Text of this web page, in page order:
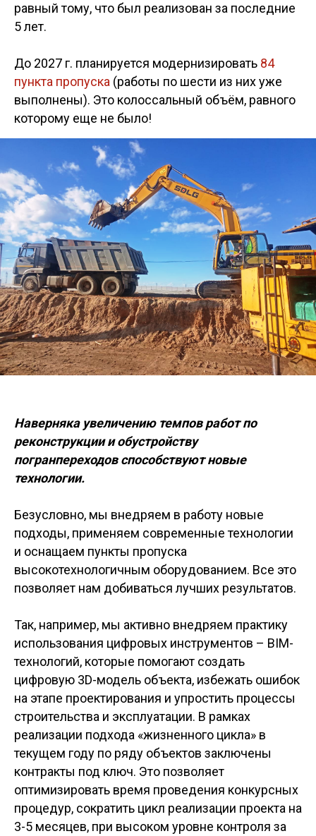
равный тому, что был реализован за последние
5 лет.
До 2027 г. планируется модернизировать 84
пункта пропуска (работы по шести из них уже
выполнены). Это колоссальный объём, равного
которому еще не было!
Наверняка увеличению темпов работ по
реконструкции и обустройству
погранпереходов способствуют новые
технологии.
Безусловно, мы внедряем в работу новые
подходы, применяем современные технологии
и оснащаем пункты пропуска
высокотехнологичным оборудованием. Все это
позволяет нам добиваться лучших результатов.
Так, например, мы активно внедряем практику
использования цифровых инструментов – BIM-
технологий, которые помогают создать
цифровую 3D-модель объекта, избежать ошибок
на этапе проектирования и упростить процессы
строительства и эксплуатации. В рамках
реализации подхода «жизненного цикла» в
текущем году по ряду объектов заключены
контракты под ключ. Это позволяет
оптимизировать время проведения конкурсных
процедур, сократить цикл реализации проекта на
3-5 месяцев, при высоком уровне контроля за